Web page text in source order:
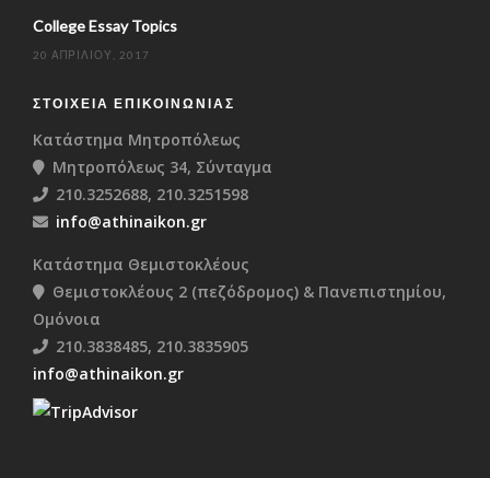
College Essay Topics
20 ΑΠΡΙΛΊΟΥ, 2017
ΣΤΟΙΧΕΊΑ ΕΠΙΚΟΙΝΩΝΊΑΣ
Κατάστημα Μητροπόλεως
Μητροπόλεως 34, Σύνταγμα
210.3252688, 210.3251598
info@athinaikon.gr
Κατάστημα Θεμιστοκλέους
Θεμιστοκλέους 2 (πεζόδρομος) & Πανεπιστημίου,
Ομόνοια
210.3838485, 210.3835905
info@athinaikon.gr